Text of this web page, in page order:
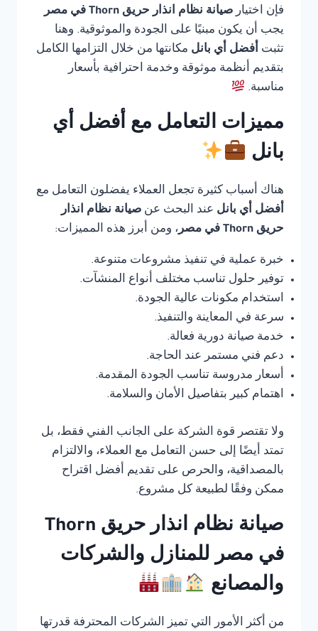
فإن اختيار صيانة نظام انذار حريق Thorn في مصر
يجب أن يكون مبنيًا على الجودة والموثوقية. وهنا
تثبت أفضل أي بانل مكانتها من خلال التزامها الكامل
بتقديم أنظمة موثوقة وخدمة احترافية بأسعار
مناسبة.
مميزات التعامل مع أفضل أي
بانل
هناك أسباب كثيرة تجعل العملاء يفضلون التعامل مع
أفضل أي بانل عند البحث عن صيانة نظام انذار
حريق Thorn في مصر
، ومن أبرز هذه المميزات:
خبرة عملية في تنفيذ مشروعات متنوعة.
توفير حلول تناسب مختلف أنواع المنشآت.
استخدام مكونات عالية الجودة.
سرعة في المعاينة والتنفيذ.
خدمة صيانة دورية فعالة.
دعم فني مستمر عند الحاجة.
أسعار مدروسة تناسب الجودة المقدمة.
اهتمام كبير بتفاصيل الأمان والسلامة.
ولا تقتصر قوة الشركة على الجانب الفني فقط، بل
تمتد أيضًا إلى حسن التعامل مع العملاء، والالتزام
بالمصداقية، والحرص على تقديم أفضل اقتراح
ممكن وفقًا لطبيعة كل مشروع.
صيانة نظام انذار حريق Thorn
في مصر للمنازل والشركات
والمصانع
من أكثر الأمور التي تميز الشركات المحترفة قدرتها